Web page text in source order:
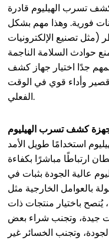
تسرب الهيليوم قادرة
فورية. وهذا مهم بشكل
تصنيع الإلكترونيات
حوادث السلامة الناجمة
جدًا اختيار جهاز كشف
قصير وأداء قوي في الوقت
الفعلي.
كشف تسرب الهيليوم
استخدامًا طويل الأمد
ارتباطًا مباشرًا بكفاءة
عالية الجودة بثبات في
بالعوامل الخارجية مثل
يُنصح باختيار منتجات ذات
جيدة، وتجنب شراء بعض
وتجنب الخسائر غير